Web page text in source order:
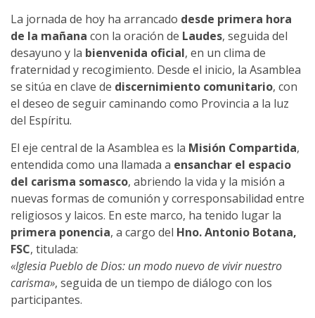
La jornada de hoy ha arrancado desde primera hora
de la mañana con la oración de Laudes, seguida del
desayuno y la bienvenida oficial, en un clima de
fraternidad y recogimiento. Desde el inicio, la Asamblea
se sitúa en clave de discernimiento comunitario, con
el deseo de seguir caminando como Provincia a la luz
del Espíritu.
El eje central de la Asamblea es la Misión Compartida,
entendida como una llamada a ensanchar el espacio
del carisma somasco, abriendo la vida y la misión a
nuevas formas de comunión y corresponsabilidad entre
religiosos y laicos. En este marco, ha tenido lugar la
primera ponencia, a cargo del Hno. Antonio Botana,
FSC, titulada:
«Iglesia Pueblo de Dios: un modo nuevo de vivir nuestro
carisma», seguida de un tiempo de diálogo con los
participantes.